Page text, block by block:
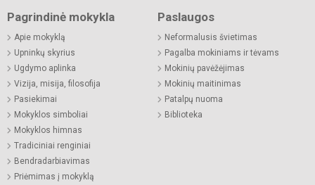
Pagrindinė mokykla
Apie mokyklą
Upninkų skyrius
Ugdymo aplinka
Vizija, misija, filosofija
Pasiekimai
Mokyklos simboliai
Mokyklos himnas
Tradiciniai renginiai
Bendradarbiavimas
Priėmimas į mokyklą
Paslaugos
Neformalusis švietimas
Pagalba mokiniams ir tėvams
Mokinių pavėžėjimas
Mokinių maitinimas
Patalpų nuoma
Biblioteka